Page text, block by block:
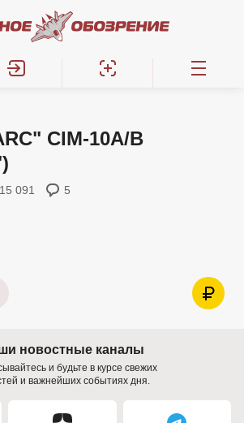
CIM-10A/В
15 091 5
новостные каналы
и будьте в курсе свежих
и важнейших событиях дня.